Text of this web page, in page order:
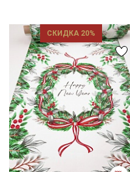
СКИДКА 20%